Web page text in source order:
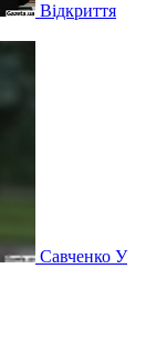
Відкриття
Савченко У